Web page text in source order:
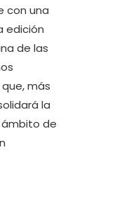
con una
edición
de las
más
la
de